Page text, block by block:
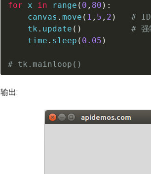
for x in range ( 0 , 80 ) :
    canvas
. move ( 1 , 5 , 2 )
#
    tk
. update ( )
#
    time
. sleep ( 0.05 )
# tk.mainloop()
输出: